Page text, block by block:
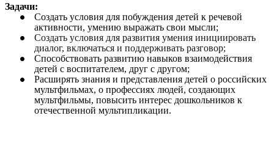
Задачи:
Создать условия для побуждения детей к речевой
активности, умению выражать свои мысли;
Создать условия для развития умения инициировать
диалог, включаться и поддерживать разговор;
Способствовать развитию навыков взаимодействия
детей с воспитателем, друг с другом;
Расширять знания и представления детей о российских
мультфильмах, о профессиях людей, создающих
мультфильмы, повысить интерес дошкольников к
отечественной мультипликации.